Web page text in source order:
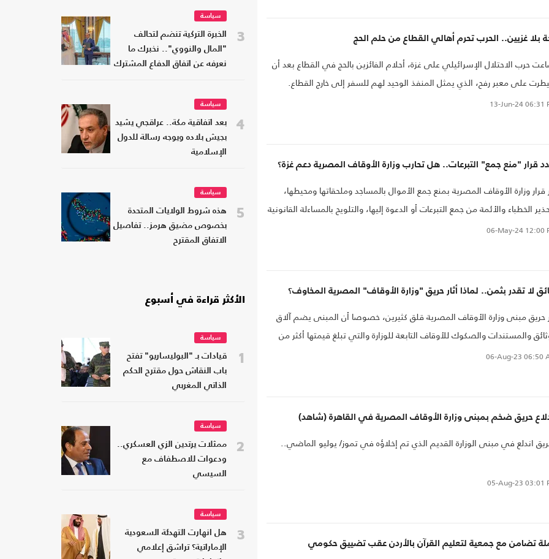
بلا غزيين.. الحرب تحرم أهالي القطاع من حلم الحج
حرب الاحتلال الإسرائيلي على غزة، أحلام الفائزين بالحج في القطاع بعد أن
على معبر رفح، الذي يمثل المنفذ الوحيد لهم للسفر إلى خارج القطاع.
13-Jun-2406:31
قرار "منع جمع" التبرعات.. هل تحارب وزارة الأوقاف المصرية دعم غزة؟
قرار وزارة الأوقاف المصرية بمنع جمع الأموال بالمساجد وملحقاتها ومحيطها،
الخطباء والأئمة من جمع التبرعات أو الدعوة إليها، والتلويح بالمساءلة القانونية
جدلا..
06-May-24 12:00
لا تقدر بثمن.. لماذا أثار حريق "وزارة الأوقاف" المصرية المخاوف؟
حريق مبنى وزارة الأوقاف المصرية قلق كثيرين، خصوصا أن المبنى يضم آلاق
والمستندات والصكوك للأوقاف التابعة للوزارة والتي تبلغ قيمتها أكثر من
جنيه بسعر الجنيه الحالي..
06-Aug-23 06:50
حريق ضخم بمبنى وزارة الأوقاف المصرية في القاهرة (شاهد)
اندلع في مبنى الوزارة القديم الذي تم إخلاؤه في تموز/ يوليو الماضي..
05-Aug-23 03:01
تضامن مع جمعية لتعليم القرآن بالأردن عقب تضييق حكومي
3
سياسة
الخبرة التركية تنضم لتحالف
"المال والنووي".. نخبرك ما
نعرفه عن اتفاق الدفاع المشترك
4
سياسة
بعد اتفاقية مكة.. عراقجي يشيد
بجيش بلاده ويوجه رسالة للدول
الإسلامية
5
سياسة
هذه شروط الولايات المتحدة
بخصوص مضيق هرمز.. تفاصيل
الاتفاق المقترح
الأكثر قراءة في أسبوع
1
سياسة
قيادات بـ "البوليساريو" تفتح
باب النقاش حول مقترح الحكم
الذاتي المغربي
2
سياسة
ممثلات يرتدين الزي العسكري..
ودعوات للاصطفاف مع
السيسي
3
سياسة
هل انهارت التهدئة السعودية
الإماراتية؟ تراشق إعلامي